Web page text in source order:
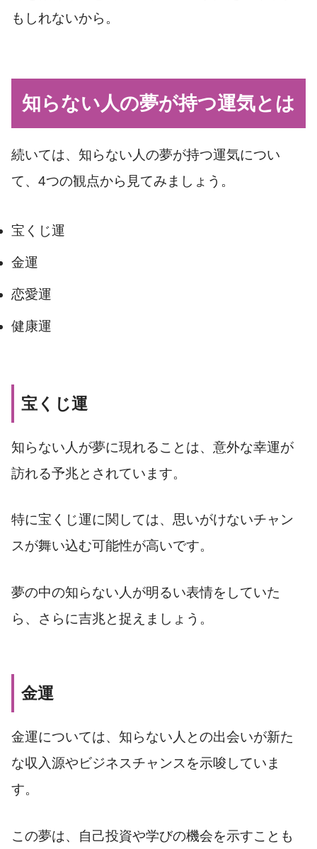
もしれないから。
知らない人の夢が持つ運気とは
続いては、知らない人の夢が持つ運気につい
て、4つの観点から見てみましょう。
宝くじ運
金運
恋愛運
健康運
宝くじ運
知らない人が夢に現れることは、意外な幸運が
訪れる予兆とされています。
特に宝くじ運に関しては、思いがけないチャン
スが舞い込む可能性が高いです。
夢の中の知らない人が明るい表情をしていた
ら、さらに吉兆と捉えましょう。
金運
金運については、知らない人との出会いが新た
な収入源やビジネスチャンスを示唆していま
す。
この夢は、自己投資や学びの機会を示すことも